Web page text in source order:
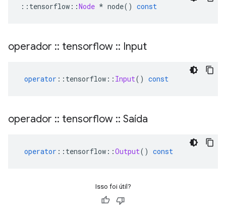
:: tensorflow ::Node * node() const
operador :: tensorflow :: Input
operator :: tensorflow :: Input() const
operador :: tensorflow :: Saída
operator :: tensorflow ::Output() const
Isso foi útil?